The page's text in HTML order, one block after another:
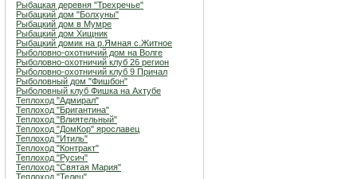
Рыбацкая деревня "Трехречье"
Рыбацкий дом "Болхуны"
Рыбацкий дом в Мумре
Рыбацкий дом Хищник
Рыбацкий домик на р.Ямная с.Житное
Рыболовно-охотничий дом на Волге
Рыболовно-охотничий клуб 26 регион
Рыболовно-охотничий клуб 9 Причал
Рыболовный дом "Фишбон"
Рыболовный клуб Фишка на Ахтубе
Теплоход "Адмирал"
Теплоход "Бригантина"
Теплоход "Влиятельный"
Теплоход "ДомКор" ярославец
Теплоход "Итиль"
Теплоход "Контракт"
Теплоход "Русич"
Теплоход "Святая Мария"
Теплоход "Телец"